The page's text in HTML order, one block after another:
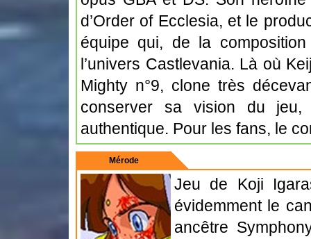
d’Order of Ecclesia, et le
équipe qui, de la
l’univers Castlevania. Là où
Mighty n°9, clone très
conserver sa vision du jeu,
authentique. Pour les fans, le
Mérode
Jeu de Koji
évidemment le
ancêtre